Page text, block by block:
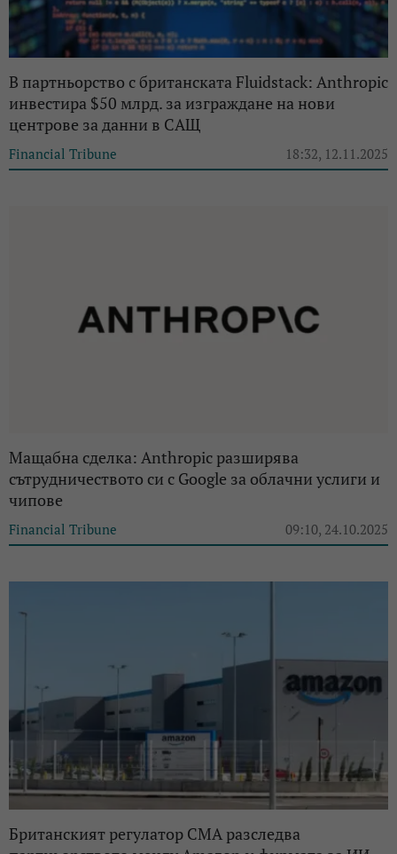
В партньорство с британската Fluidstack: Anthropic
инвестира $50 млрд. за изграждане на нови
центрове за данни в САЩ
Financial Tribune 18:32, 12.11.2025
Мащабна сделка: Anthropic разширява
сътрудничеството си с Google за облачни услиги и
чипове
Financial Tribune 09:10, 24.10.2025
Британският регулатор CMA разследва